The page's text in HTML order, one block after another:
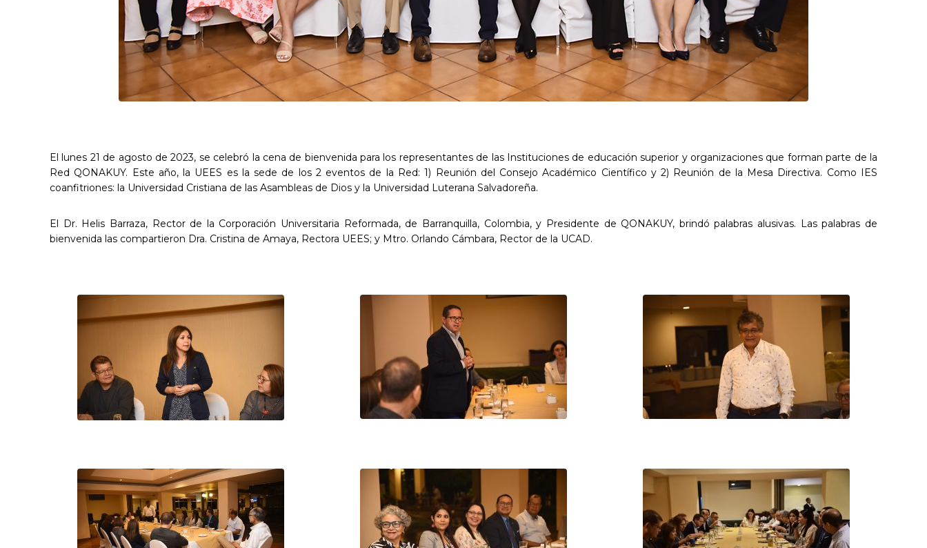
El lunes 21 de agosto de 2023, se celebró la cena de bienvenida para los representantes de las Instituciones de educación superior y organizaciones que forman parte de la
Red QONAKUY. Este año, la UEES es la sede de los 2 eventos de la Red: 1) Reunión del Consejo Académico Científico y 2) Reunión de la Mesa Directiva. Como IES
coanfitriones: la Universidad Cristiana de las Asambleas de Dios y la Universidad Luterana Salvadoreña.
El Dr. Helis Barraza, Rector de la Corporación Universitaria Reformada, de Barranquilla, Colombia, y Presidente de QONAKUY, brindó palabras alusivas. Las palabras de
bienvenida las compartieron Dra. Cristina de Amaya, Rectora UEES; y Mtro. Orlando Cámbara, Rector de la UCAD.